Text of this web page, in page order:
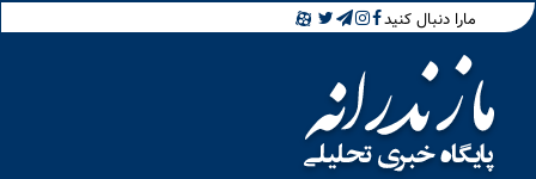
مارا دنبال کنید